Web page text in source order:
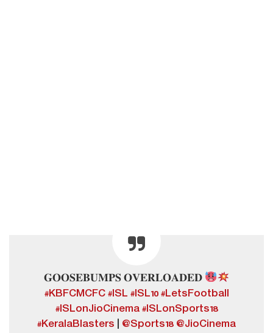
𝐆𝐎𝐎𝐒𝐄𝐁𝐔𝐌𝐏𝐒 𝐎𝐕𝐄𝐑𝐋𝐎𝐀𝐃𝐄𝐃
#KBFCMCFC #ISL #ISL10 #LetsFootball
#ISLonJioCinema #ISLonSports18
#KeralaBlasters
@Sports18 @JioCinema